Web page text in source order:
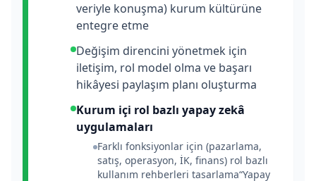
veriyle konuşma) kurum kültürüne
entegre etme
Değişim direncini yönetmek için
iletişim, rol model olma ve başarı
hikâyesi paylaşım planı oluşturma
Kurum içi rol bazlı yapay zekâ
uygulamaları
Farklı fonksiyonlar için (pazarlama,
satış, operasyon, İK, finans) rol bazlı
kullanım rehberleri tasarlama“Yapay